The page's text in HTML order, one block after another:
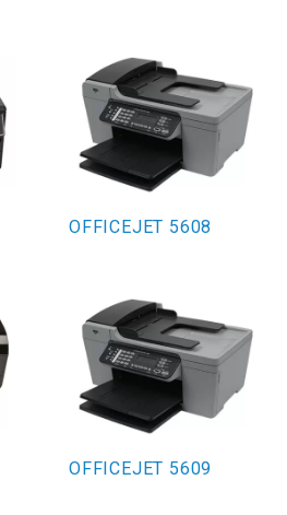
OFFICEJET 5608
OFFICEJET 5609